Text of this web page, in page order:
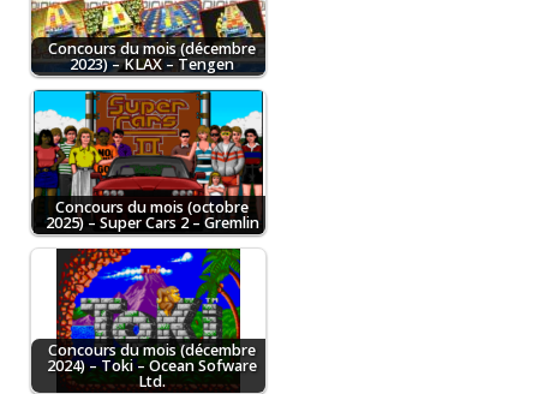
Concours du mois (décembre
2023) – KLAX – Tengen
Concours du mois (octobre
2025) – Super Cars 2 – Gremlin
Concours du mois (décembre
2024) – Toki – Ocean Sofware
Ltd.